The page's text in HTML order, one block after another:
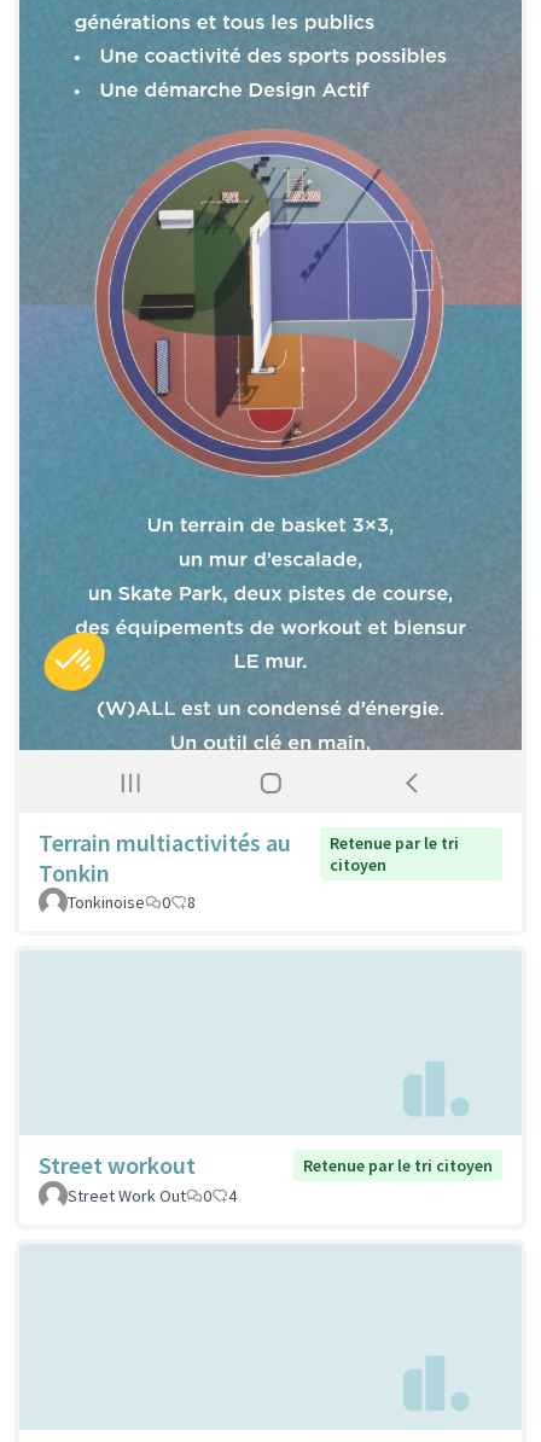
Terrain multiactivités au
Tonkin
Retenue par le tri
citoyen
Tonkinoise
0 8
Street workout
Retenue par le tri citoyen
Street Work Out
0 4